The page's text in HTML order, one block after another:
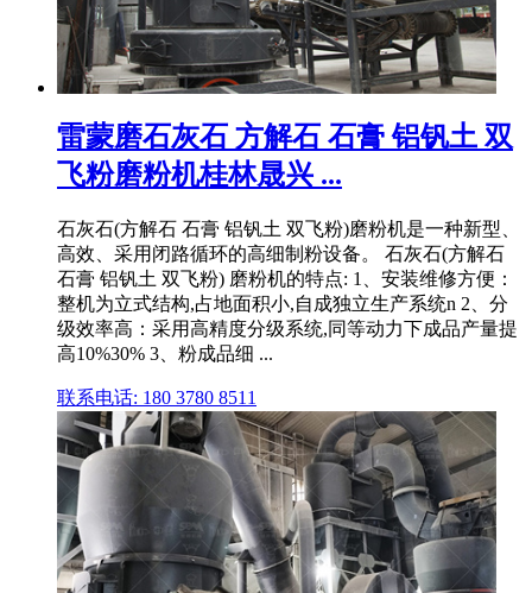
雷蒙磨石灰石 方解石 石膏 铝钒土 双
飞粉磨粉机桂林晟兴 ...
石灰石(方解石 石膏 铝钒土 双飞粉)磨粉机是一种新型、
高效、采用闭路循环的高细制粉设备。 石灰石(方解石
石膏 铝钒土 双飞粉) 磨粉机的特点: 1、安装维修方便：
整机为立式结构,占地面积小,自成独立生产系统n 2、分
级效率高：采用高精度分级系统,同等动力下成品产量提
高10%30% 3、粉成品细 ...
联系电话: 180 3780 8511